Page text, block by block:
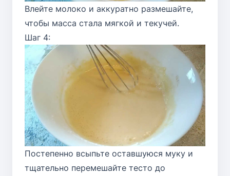
Влейте молоко и аккуратно размешайте,
чтобы масса стала мягкой и текучей.
Шаг 4:
Постепенно всыпьте оставшуюся муку и
тщательно перемешайте тесто до